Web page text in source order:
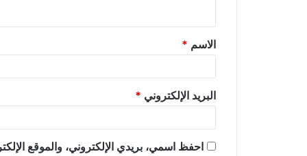
الاسم *
البريد الإلكتروني *
احفظ اسمي، بريدي الإلكتروني، والموقع